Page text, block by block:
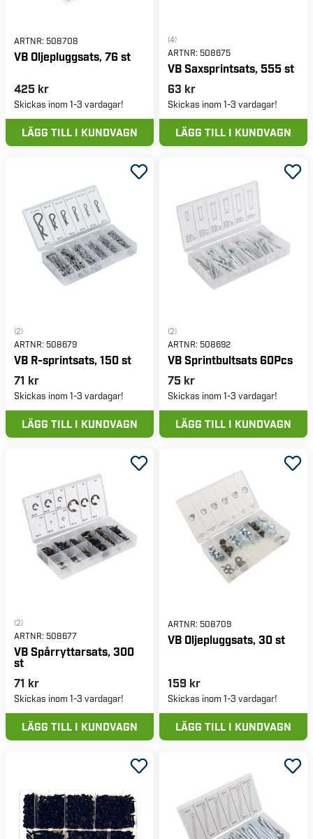
ARTNR: 508708
VB Oljepluggsats, 76 st
425 kr
Skickas inom 1-3 vardagar!
LÄGG TILL I KUNDVAGN
(4)
ARTNR: 508675
VB Saxsprintsats, 555 st
63 kr
Skickas inom 1-3 vardagar!
LÄGG TILL I KUNDVAGN
(2)
ARTNR: 508679
VB R-sprintsats, 150 st
71 kr
Skickas inom 1-3 vardagar!
LÄGG TILL I KUNDVAGN
(2)
ARTNR: 508692
VB Sprintbultsats 60Pcs
75 kr
Skickas inom 1-3 vardagar!
LÄGG TILL I KUNDVAGN
(2)
ARTNR: 508677
VB Spårryttarsats, 300
st
71 kr
Skickas inom 1-3 vardagar!
LÄGG TILL I KUNDVAGN
ARTNR: 508709
VB Oljepluggsats, 30 st
159 kr
Skickas inom 1-3 vardagar!
LÄGG TILL I KUNDVAGN